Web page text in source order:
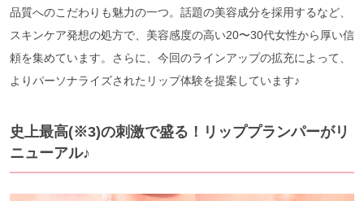
品質へのこだわりも魅力の一つ。話題の美容成分を採用するなど、
スキンケア発想の処方で、美容感度の高い20〜30代女性から厚い信
頼を集めています。さらに、今回のラインアップの拡充によって、
よりパーソナライズされたリップ体験を提案しています♪
史上最高(※3)の刺激で盛る！リッププランパーがリ
ニューアル♪